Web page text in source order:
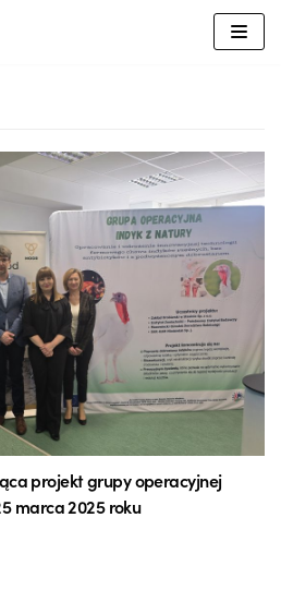
projekt grupy operacyjnej
marca 2025 roku